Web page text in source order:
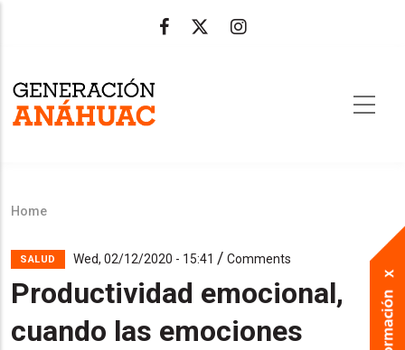
main
content
Breadcrumb
Home
SALUD Wed, 02/12/2020 - 15:41 / Comments
Productividad emocional,
cuando las emociones